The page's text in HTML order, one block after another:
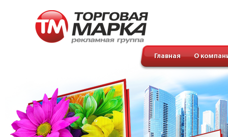
Главная О